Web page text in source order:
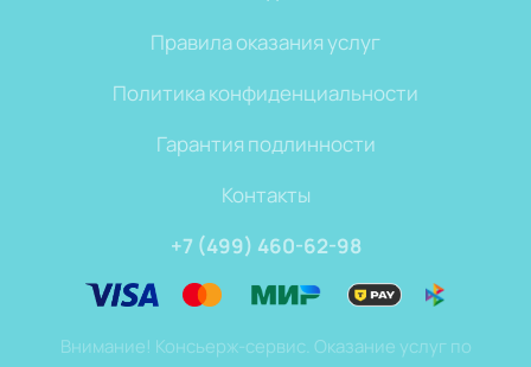
Правила оказания услуг
Политика конфиденциальности
Гарантия подлинности
Контакты
+7 (499) 460-62-98
Внимание! Консьерж-сервис. Оказание услуг по